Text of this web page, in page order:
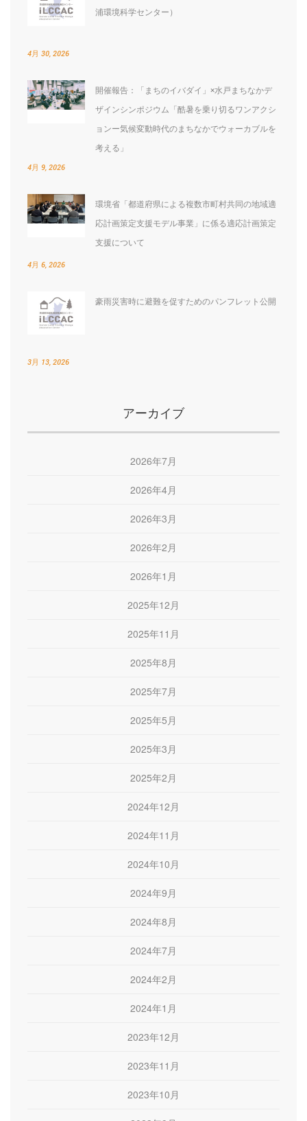
浦環境科学センター）
4月 30, 2026
開催報告：「まちのイバダイ」×水戸まちなかデ
ザインシンポジウム「酷暑を乗り切るワンアクシ
ョンー気候変動時代のまちなかでウォーカブルを
考える」
4月 9, 2026
環境省「都道府県による複数市町村共同の地域適
応計画策定支援モデル事業」に係る適応計画策定
支援について
4月 6, 2026
豪雨災害時に避難を促すためのパンフレット公開
3月 13, 2026
アーカイブ
2026年7月
2026年4月
2026年3月
2026年2月
2026年1月
2025年12月
2025年11月
2025年8月
2025年7月
2025年5月
2025年3月
2025年2月
2024年12月
2024年11月
2024年10月
2024年9月
2024年8月
2024年7月
2024年2月
2024年1月
2023年12月
2023年11月
2023年10月